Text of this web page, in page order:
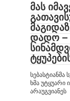
მას
დადო –
სებასტიანმა
ხმა
არაუგვიანეს